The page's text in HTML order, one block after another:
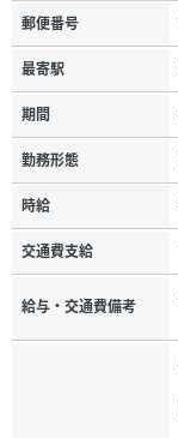
郵便番号
最寄駅
期間
勤務形態
時給
交通費支給
給与・交通費備考